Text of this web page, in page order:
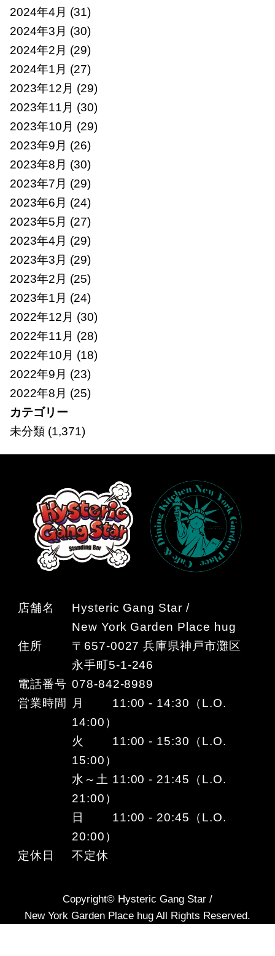
2024年4月 (31)
2024年3月 (30)
2024年2月 (29)
2024年1月 (27)
2023年12月 (29)
2023年11月 (30)
2023年10月 (29)
2023年9月 (26)
2023年8月 (30)
2023年7月 (29)
2023年6月 (24)
2023年5月 (27)
2023年4月 (29)
2023年3月 (29)
2023年2月 (25)
2023年1月 (24)
2022年12月 (30)
2022年11月 (28)
2022年10月 (18)
2022年9月 (23)
2022年8月 (25)
カテゴリー
未分類(1,371)
店舗名
Hysteric Gang Star /
New York Garden Place hug
住所
〒657-0027 兵庫県神戸市灘区
永手町5-1-246
電話番号 078-842-8989
営業時間
月 11:00 - 14:30（L.O.
14:00）
火 11:00 - 15:30（L.O.
15:00）
水～土 11:00 - 21:45（L.O.
21:00）
日 11:00 - 20:45（L.O.
20:00）
定休日
不定休
Copyright© Hysteric Gang Star /
New York Garden Place hug All Rights Reserved.